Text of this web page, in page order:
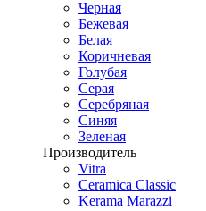
Черная
Бежевая
Белая
Коричневая
Голубая
Серая
Серебряная
Синяя
Зеленая
Производитель
Vitra
Ceramica Classic
Kerama Marazzi